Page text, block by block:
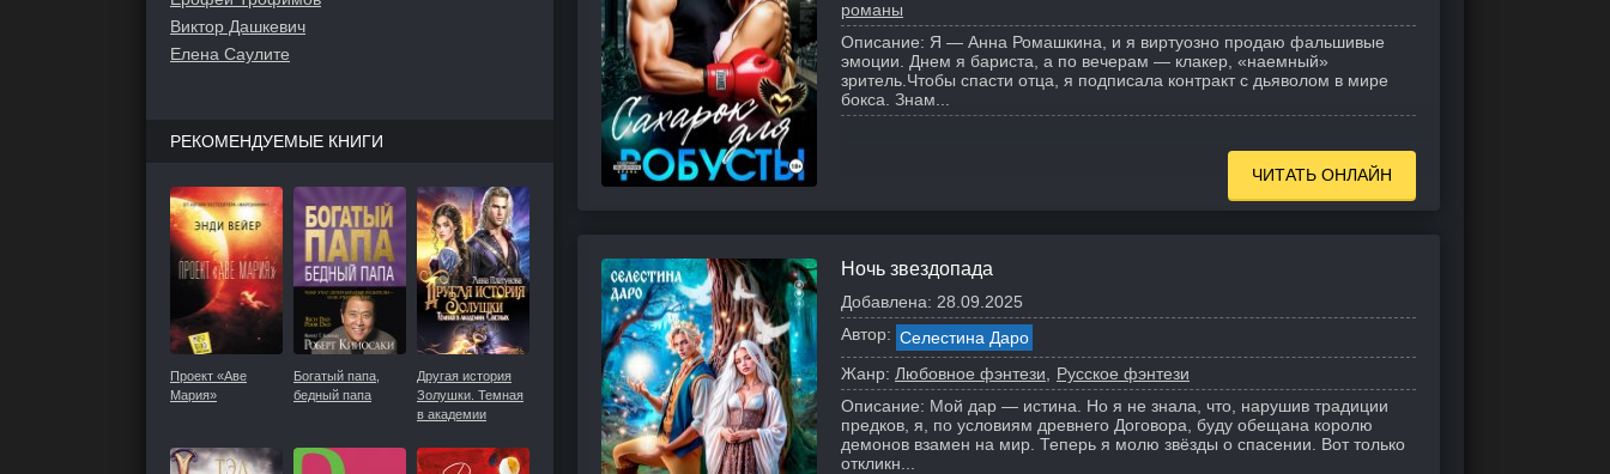
романы
Описание: Я — Анна Ромашкина, и я виртуозно продаю фальшивые
эмоции. Днем я бариста, а по вечерам — клакер, «наемный»
зритель. Чтобы спасти отца, я подписала контракт с дьяволом в мире
бокса. Знам...
ЧИТАТЬ ОНЛАЙН
Ночь звездопада
Добавлена: 28.09.2025
Автор: Селестина Даро
Жанр: Любовное фэнтези
Русское фэнтези
Описание: Мой дар — истина. Но я не знала, что, нарушив традиции
предков, я, по условиям древнего Договора, буду обещана королю
демонов взамен на мир. Теперь я молю звёзды о спасении. Вот только
откликн...
Виктор Дашкевич
Елена Саулите
РЕКОМЕНДУЕМЫЕ КНИГИ
Проект «Аве
Мария»
Богатый папа,
бедный папа
Другая история
Золушки. Темная
в академии